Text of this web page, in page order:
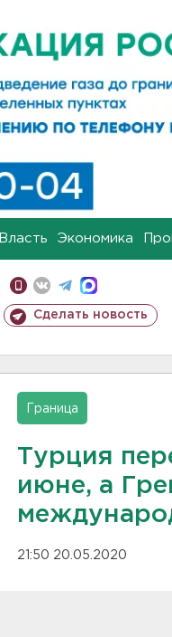
Власть Экономика
Сделать новость
Граница
Турция
июне, а
21:50 20.05.2020